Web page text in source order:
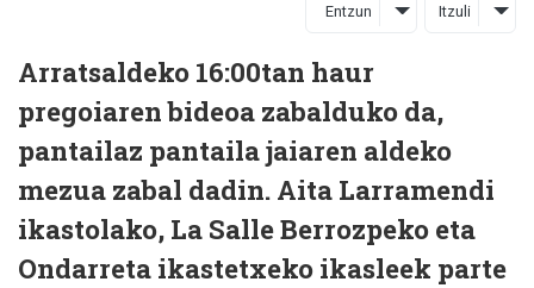
Entzun Itzuli
Arratsaldeko 16:00tan haur
pregoiaren bideoa zabalduko da,
pantailaz pantaila jaiaren aldeko
mezua zabal dadin. Aita Larramendi
ikastolako, La Salle Berrozpeko eta
Ondarreta ikastetxeko ikasleek parte